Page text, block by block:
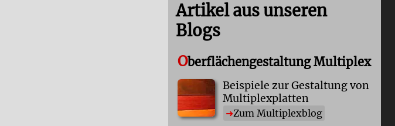
Artikel aus unseren
Blogs
Oberflächengestaltung Multiplex
Beispiele zur Gestaltung von
Multiplexplatten
Zum Multiplexblog